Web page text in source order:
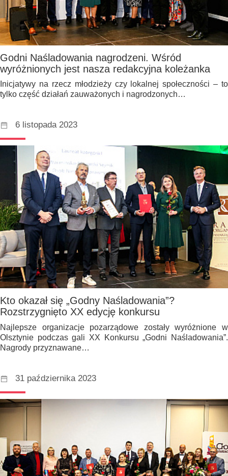
Godni Naśladowania nagrodzeni. Wśród
wyróżnionych jest nasza redakcyjna koleżanka
Inicjatywy na rzecz młodzieży czy lokalnej społeczności – to
tylko część działań zauważonych i nagrodzonych…
6 listopada 2023
Kto okazał się „Godny Naśladowania”?
Rozstrzygnięto XX edycję konkursu
Najlepsze organizacje pozarządowe zostały wyróżnione w
Olsztynie podczas gali XX Konkursu „Godni Naśladowania”.
Nagrody przyznawane…
31 października 2023